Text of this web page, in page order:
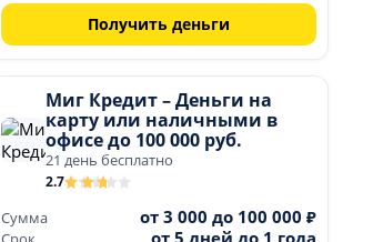
Получить деньги
Миг Кредит – Деньги на
карту или наличными в
офисе до 100 000 руб.
21 день бесплатно
2.7
Сумма от 3 000 до 100 000 ₽